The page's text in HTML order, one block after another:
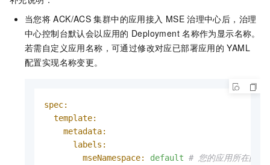
当您将 ACK/ACS 集群中的应用接入 MSE 治理中心后，治理
中心控制台默认会以应用的 Deployment 名称作为显示名称。
若需自定义应用名称，可通过修改对应已部署应用的 YAML
配置实现名称变更。
spec:
template:
metadata:
labels:
mseNamespace:
default # 您的应用所在的